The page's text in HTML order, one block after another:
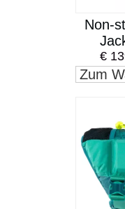
Non-
€
Zum